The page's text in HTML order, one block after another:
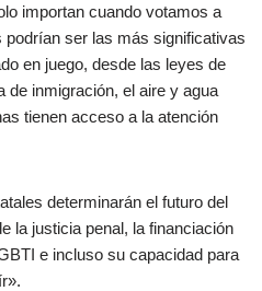
importan cuando votamos a
ser las más significativas
en juego, desde las leyes de
de inmigración, el aire y agua
tienen acceso a la atención
determinarán el futuro del
la justicia penal, la financiación
e incluso su capacidad para